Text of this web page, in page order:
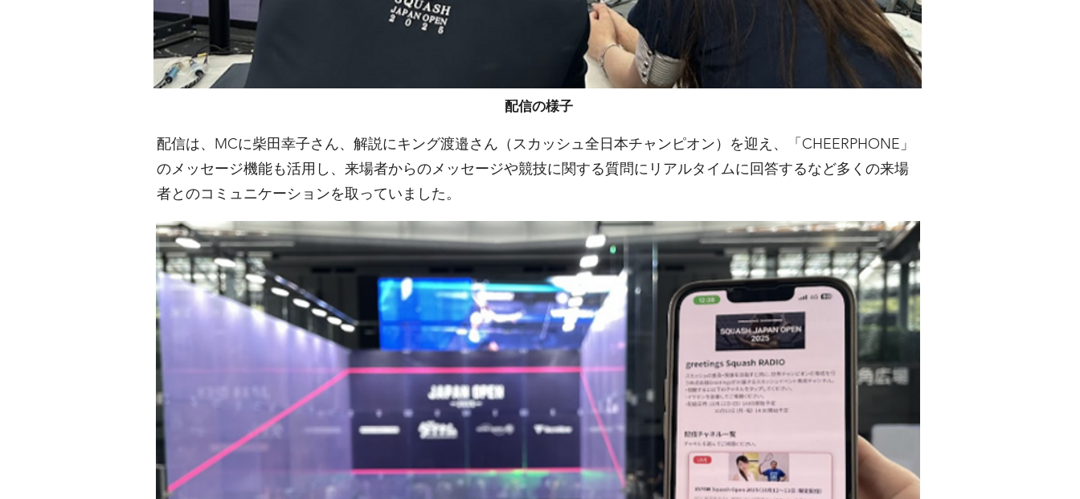
配信の様子
配信は、MCに柴田幸子さん、解説にキング渡邉さん（スカッシュ全日本チャンピオン）を迎え、「CHEERPHONE」
のメッセージ機能も活用し、来場者からのメッセージや競技に関する質問にリアルタイムに回答するなど多くの来場
者とのコミュニケーションを取っていました。